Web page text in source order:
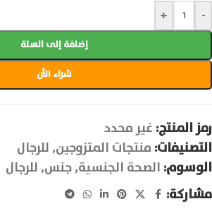
-
+
إضافة إلى السلة
شراء الآن
رمز المنتج: غير محدد
التصنيفات: منتجات المتزوجين, للرجال
الوسوم: الصحة الجنسية,جنس, للرجال
مشاركة: